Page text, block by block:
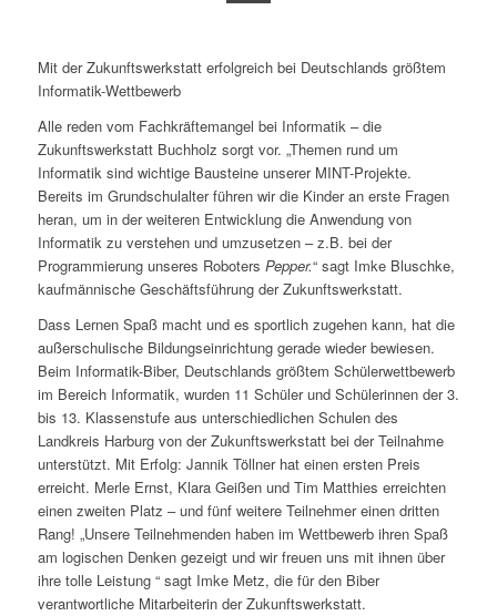
Mit der Zukunftswerkstatt erfolgreich bei Deutschlands größtem
Informatik-Wettbewerb
Alle reden vom Fachkräftemangel bei Informatik – die
Zukunftswerkstatt Buchholz sorgt vor. „Themen rund um
Informatik sind wichtige Bausteine unserer MINT-Projekte.
Bereits im Grundschulalter führen wir die Kinder an erste Fragen
heran, um in der weiteren Entwicklung die Anwendung von
Informatik zu verstehen und umzusetzen – z.B. bei der
Programmierung unseres Roboters Pepper.“ sagt Imke Bluschke,
kaufmännische Geschäftsführung der Zukunftswerkstatt.
Dass Lernen Spaß macht und es sportlich zugehen kann, hat die
außerschulische Bildungseinrichtung gerade wieder bewiesen.
Beim Informatik-Biber, Deutschlands größtem Schülerwettbewerb
im Bereich Informatik, wurden 11 Schüler und Schülerinnen der 3.
bis 13. Klassenstufe aus unterschiedlichen Schulen des
Landkreis Harburg von der Zukunftswerkstatt bei der Teilnahme
unterstützt. Mit Erfolg: Jannik Töllner hat einen ersten Preis
erreicht. Merle Ernst, Klara Geißen und Tim Matthies erreichten
einen zweiten Platz ­– und fünf weitere Teilnehmer einen dritten
Rang! „Unsere Teilnehmenden haben im Wettbewerb ihren Spaß
am logischen Denken gezeigt und wir freuen uns mit ihnen über
ihre tolle Leistung “ sagt Imke Metz, die für den Biber
verantwortliche Mitarbeiterin der Zukunftswerkstatt.